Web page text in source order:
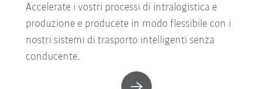
Accelerate i vostri processi di intralogistica e
produzione e producete in modo flessibile con i
nostri sistemi di trasporto intelligenti senza
conducente.